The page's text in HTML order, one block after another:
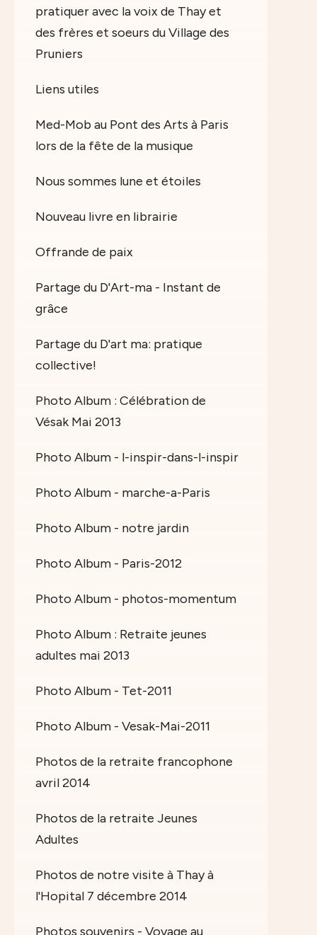
pratiquer avec la voix de Thay et
des frères et soeurs du Village des
Pruniers
Liens utiles
Med-Mob au Pont des Arts à Paris
lors de la fête de la musique
Nous sommes lune et étoiles
Nouveau livre en librairie
Offrande de paix
Partage du D'Art-ma - Instant de
grâce
Partage du D'art ma: pratique
collective!
Photo Album : Célébration de
Vésak Mai 2013
Photo Album - l-inspir-dans-l-inspir
Photo Album - marche-a-Paris
Photo Album - notre jardin
Photo Album - Paris-2012
Photo Album - photos-momentum
Photo Album : Retraite jeunes
adultes mai 2013
Photo Album - Tet-2011
Photo Album - Vesak-Mai-2011
Photos de la retraite francophone
avril 2014
Photos de la retraite Jeunes
Adultes
Photos de notre visite à Thay à
l'Hopital 7 décembre 2014
Photos souvenirs - Voyage au